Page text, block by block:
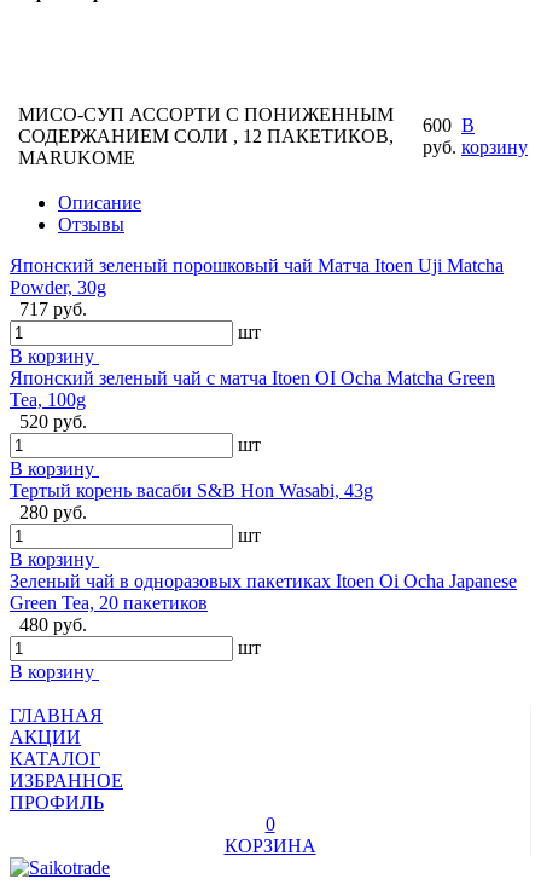
МИСО-СУП АССОРТИ С ПОНИЖЕННЫМ
СОДЕРЖАНИЕМ СОЛИ , 12 ПАКЕТИКОВ,
MARUKOME
600
руб.
В
корзину
Описание
Отзывы
Японский зеленый порошковый чай Матча Itoen Uji Matcha
Powder, 30g
717 руб.
шт
В корзину
Японский зеленый чай с матча Itoen OI Ocha Matcha Green
Tea, 100g
520 руб.
шт
В корзину
Тертый корень васаби S&B Hon Wasabi, 43g
280 руб.
шт
В корзину
Зеленый чай в одноразовых пакетиках Itoen Oi Ocha Japanese
Green Tea, 20 пакетиков
480 руб.
шт
В корзину
ГЛАВНАЯ
АКЦИИ
КАТАЛОГ
ИЗБРАННОЕ
ПРОФИЛЬ
0
КОРЗИНА